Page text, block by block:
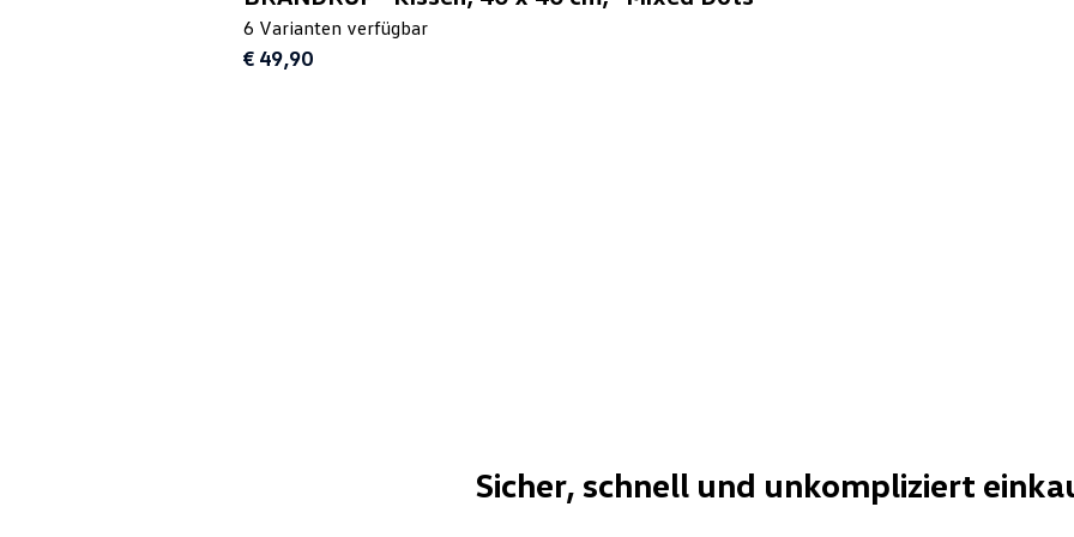
6 Varianten verfügbar
€ 49,90
Sicher, schnell und unkompliziert